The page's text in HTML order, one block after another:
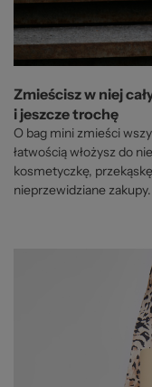
Zmieścisz w niej
i jeszcze trochę
O bag mini zmieści
łatwością włożysz do
kosmetyczkę,
nieprzewidziane zakupy.